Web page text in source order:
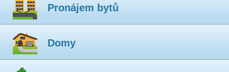
Pronájem bytů
Domy